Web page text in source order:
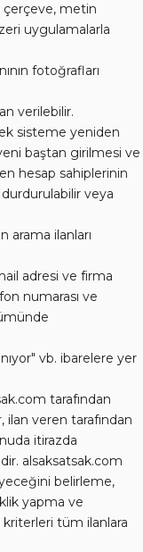
çerçeve, metin
uygulamalarla
fotoğrafları
verilebilir.
sisteme yeniden
baştan girilmesi ve
hesap sahiplerinin
durdurulabilir veya
arama ilanları
adresi ve firma
numarası ve
vb. ibarelere yer
tarafından
ilan veren tarafından
itirazda
alsaksatsak.com
belirleme,
yapma ve
tüm ilanlara